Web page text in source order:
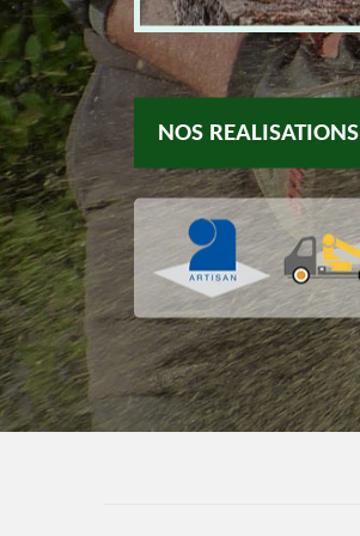
NOS REALISATIONS